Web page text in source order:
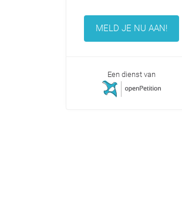
MELD JE NU AAN!
Een dienst van